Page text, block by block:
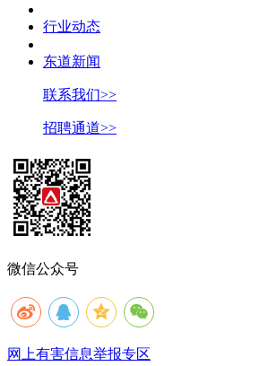
行业动态
东道新闻
联系我们>>
招聘通道>>
微信公众号
网上有害信息举报专区